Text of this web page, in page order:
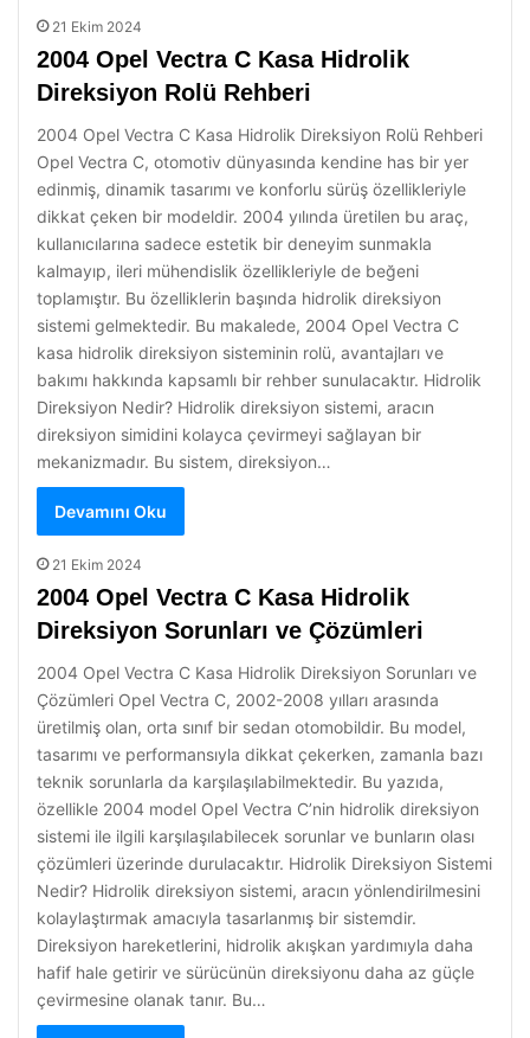
21 Ekim 2024
2004 Opel Vectra C Kasa Hidrolik
Direksiyon Rolü Rehberi
2004 Opel Vectra C Kasa Hidrolik Direksiyon Rolü Rehberi
Opel Vectra C, otomotiv dünyasında kendine has bir yer
edinmiş, dinamik tasarımı ve konforlu sürüş özellikleriyle
dikkat çeken bir modeldir. 2004 yılında üretilen bu araç,
kullanıcılarına sadece estetik bir deneyim sunmakla
kalmayıp, ileri mühendislik özellikleriyle de beğeni
toplamıştır. Bu özelliklerin başında hidrolik direksiyon
sistemi gelmektedir. Bu makalede, 2004 Opel Vectra C
kasa hidrolik direksiyon sisteminin rolü, avantajları ve
bakımı hakkında kapsamlı bir rehber sunulacaktır. Hidrolik
Direksiyon Nedir? Hidrolik direksiyon sistemi, aracın
direksiyon simidini kolayca çevirmeyi sağlayan bir
mekanizmadır. Bu sistem, direksiyon…
Devamını Oku
21 Ekim 2024
2004 Opel Vectra C Kasa Hidrolik
Direksiyon Sorunları ve Çözümleri
2004 Opel Vectra C Kasa Hidrolik Direksiyon Sorunları ve
Çözümleri Opel Vectra C, 2002-2008 yılları arasında
üretilmiş olan, orta sınıf bir sedan otomobildir. Bu model,
tasarımı ve performansıyla dikkat çekerken, zamanla bazı
teknik sorunlarla da karşılaşılabilmektedir. Bu yazıda,
özellikle 2004 model Opel Vectra C’nin hidrolik direksiyon
sistemi ile ilgili karşılaşılabilecek sorunlar ve bunların olası
çözümleri üzerinde durulacaktır. Hidrolik Direksiyon Sistemi
Nedir? Hidrolik direksiyon sistemi, aracın yönlendirilmesini
kolaylaştırmak amacıyla tasarlanmış bir sistemdir.
Direksiyon hareketlerini, hidrolik akışkan yardımıyla daha
hafif hale getirir ve sürücünün direksiyonu daha az güçle
çevirmesine olanak tanır. Bu…